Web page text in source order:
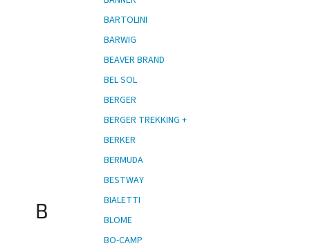
B
BARTOLINI
BARWIG
BEAVER BRAND
BEL SOL
BERGER
BERGER TREKKING +
BERKER
BERMUDA
BESTWAY
BIALETTI
BLOME
BO-CAMP